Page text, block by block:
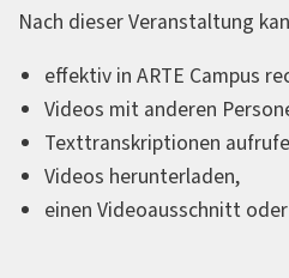
Nach dieser Veranstaltung
effektiv in ARTE Campus
Videos mit anderen
Texttranskriptionen
Videos herunterladen,
einen Videoausschnitt